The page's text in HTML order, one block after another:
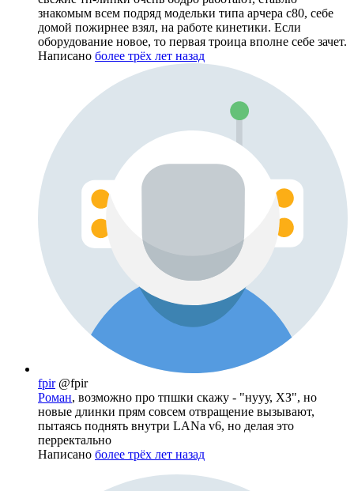
знакомым всем подряд модельки типа арчера с80, себе
домой пожирнее взял, на работе кинетики. Если
оборудование новое, то первая троица вполне себе зачет.
Написано более трёх лет назад
fpir @fpir
Роман, возможно про тпшки скажу - "нууу, ХЗ", но
новые длинки прям совсем отвращение вызывают,
пытаясь поднять внутри LANа v6, но делая это
перректально
Написано более трёх лет назад